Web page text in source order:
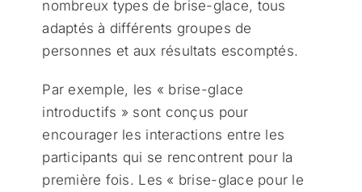
nombreux types de brise-glace, tous
adaptés à différents groupes de
personnes et aux résultats escomptés.
Par exemple, les « brise-glace
introductifs » sont conçus pour
encourager les interactions entre les
participants qui se rencontrent pour la
première fois. Les « brise-glace pour le